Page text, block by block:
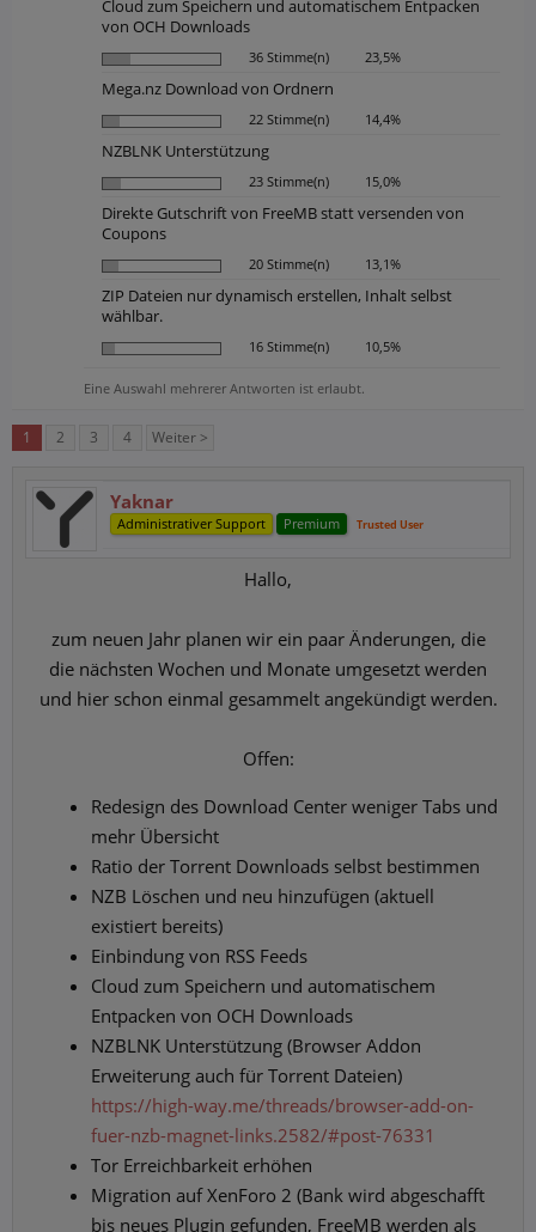
Cloud zum Speichern und automatischem Entpacken
von OCH Downloads
36 Stimme(n) 23,5%
Mega.nz Download von Ordnern
22 Stimme(n) 14,4%
NZBLNK Unterstützung
23 Stimme(n) 15,0%
Direkte Gutschrift von FreeMB statt versenden von
Coupons
20 Stimme(n) 13,1%
ZIP Dateien nur dynamisch erstellen, Inhalt selbst
wählbar.
16 Stimme(n) 10,5%
Eine Auswahl mehrerer Antworten ist erlaubt.
1 2 3 4 Weiter >
Yaknar
Administrativer Support Premium Trusted User
Hallo,
zum neuen Jahr planen wir ein paar Änderungen, die
die nächsten Wochen und Monate umgesetzt werden
und hier schon einmal gesammelt angekündigt werden.
Offen:​
Redesign des Download Center weniger Tabs und
mehr Übersicht
Ratio der Torrent Downloads selbst bestimmen
NZB Löschen und neu hinzufügen (aktuell
existiert bereits)
Einbindung von RSS Feeds
Cloud zum Speichern und automatischem
Entpacken von OCH Downloads
NZBLNK Unterstützung (Browser Addon
Erweiterung auch für Torrent Dateien)
https://high-way.me/threads/browser-add-on-
fuer-nzb-magnet-links.2582/#post-76331
Tor Erreichbarkeit erhöhen
Migration auf XenForo 2 (Bank wird abgeschafft
bis neues Plugin gefunden, FreeMB werden als